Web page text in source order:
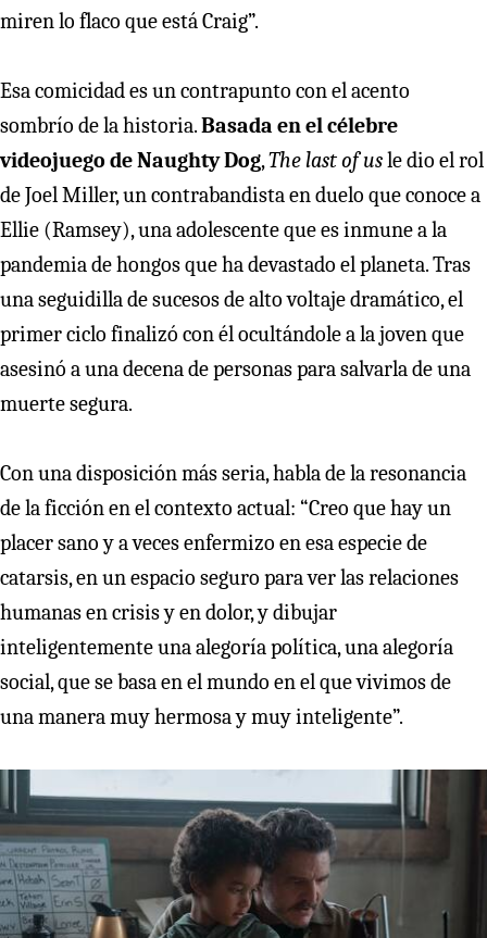
miren lo flaco que está Craig”.
Esa comicidad es un contrapunto con el acento
sombrío de la historia.Basada en el célebre
videojuego de Naughty Dog,The last of usle dio el rol
de Joel Miller, un contrabandista en duelo que conoce a
Ellie (Ramsey), una adolescente que es inmune a la
pandemia de hongos que ha devastado el planeta. Tras
una seguidilla de sucesos de alto voltaje dramático, el
primer ciclo finalizó con él ocultándole a la joven que
asesinó a una decena de personas para salvarla de una
muerte segura.
Con una disposición más seria, habla de la resonancia
de la ficción en el contexto actual: “Creo que hay un
placer sano y a veces enfermizo en esa especie de
catarsis, en un espacio seguro para ver las relaciones
humanas en crisis y en dolor, y dibujar
inteligentemente una alegoría política, una alegoría
social, que se basa en el mundo en el que vivimos de
una manera muy hermosa y muy inteligente”.